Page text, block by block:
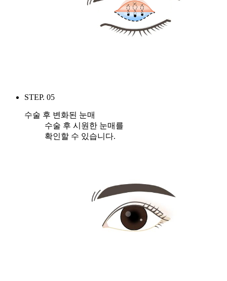
STEP. 05
수술 후 변화된 눈매
수술 후 시원한 눈매를
확인할 수 있습니다.